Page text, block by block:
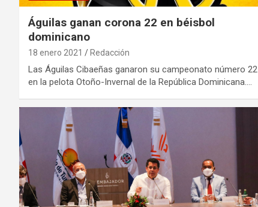
Águilas ganan corona 22 en béisbol
dominicano
18 enero 2021 Redacción
Las Águilas Cibaeñas ganaron su campeonato número 22
en la pelota Otoño-Invernal de la República Dominicana.…